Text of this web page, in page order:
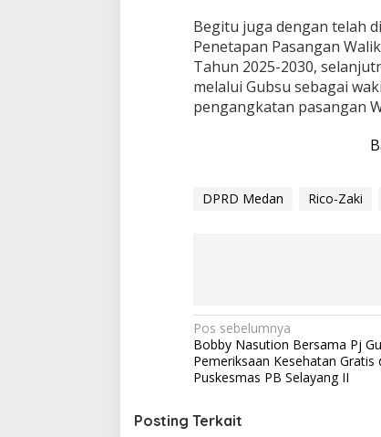
Begitu juga dengan telah
Penetapan Pasangan
Tahun 2025-2030,
melalui Gubsu sebagai
pengangkatan pasangan
DPRD Medan Rico-Zaki
N
a
v
i
Pos sebelumnya
Bobby Nasution Bersama Pj
Pemeriksaan Kesehatan Gratis
Puskesmas PB Selayang II
Posting Terkait